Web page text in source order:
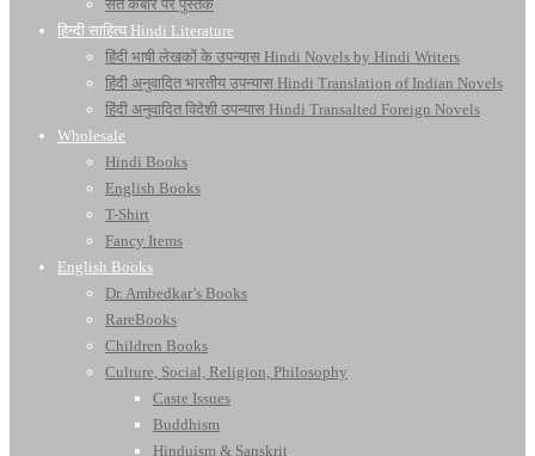
संत कबीर पर पुस्तकें
हिन्दी साहित्य Hindi Literature
हिंदी भाषी लेखकों के उपन्यास Hindi Novels by Hindi Writers
हिंदी अनुवादित भारतीय उपन्यास Hindi Translation of Indian Novels
हिंदी अनुवादित विदेशी उपन्यास Hindi Transalted Foreign Novels
Wholesale
Hindi Books
English Books
T-Shirt
Fancy Items
English Books
Dr. Ambedkar’s Books
RareBooks
Children Books
Culture, Social, Religion, Philosophy
Caste Issues
Buddhism
Hinduism & Sanskrit